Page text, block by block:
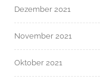
Dezember 2021
November 2021
Oktober 2021